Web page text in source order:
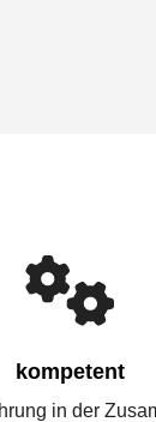
kompetent
in der